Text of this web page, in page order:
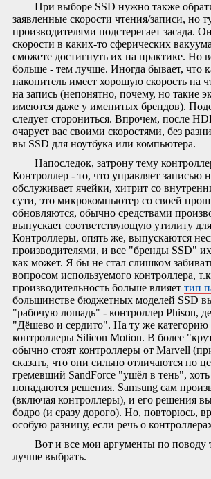
При выборе SSD нужно также
заявленные скорости чтения/записи, но
производителями подстерегает засада.
скорости в каких-то сферических
сможете достигнуть их на практике. Но
больше - тем лучше. Иногда бывает, что
накопитель имеет хорошую скорость на
на запись (непонятно, почему, но такие
имеются даже у именитых брендов).
следует сторониться. Впрочем, после
очарует вас своими скоростями, без
вы SSD для ноутбука или компьютера.
Напоследок, затрону тему
Контроллер - то, что управляет записью
обслуживает ячейки, хитрит со
сути, это микрокомпьютер со своей
обновляются, обычно средствами
выпускает соответствующую утилиту
Контроллеры, опять же, выпускаются
производителями, и все "бренды SSD"
как может. Я бы не стал слишком
вопросом используемого контроллера,
производительность больше влияет тип
большинстве бюджетных моделей SSD
"рабочую лошадь" - контроллер Phison,
"Дёшево и сердито". На ту же категорию
контроллеры Silicon Motion. В более
обычно стоят контроллеры от Marvell
сказать, что они сильно отличаются по
гремевший SandForce "ушёл в тень",
попадаются решения. Samsung сам
(включая контроллеры), и его решения
бодро (и сразу дорого). Но, повторюсь,
особую разницу, если речь о
Вот и все мои аргументы по поводу
лучше выбрать.